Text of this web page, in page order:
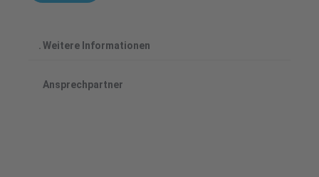
Weitere Informationen
Ansprechpartner